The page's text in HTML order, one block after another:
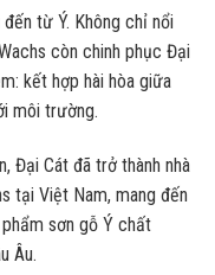
từ Ý. Không chỉ nổi
còn chinh phục Đại
kết hợp hài hòa giữa
môi trường.
Đại Cát đã trở thành nhà
tại Việt Nam, mang đến
sơn gỗ Ý chất
Âu.